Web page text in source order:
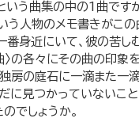
いう曲集の中の1曲です
う人物のメモ書きがこの
番身近にいて、彼の苦し
の各々にその曲の印象
房の庭石に一滴また一
に見つかっていないこ
でしょうか。